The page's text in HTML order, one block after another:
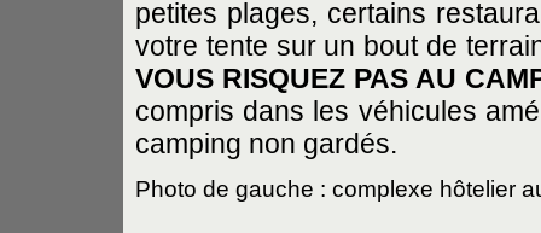
petites plages, certains
votre tente sur un bout de
VOUS RISQUEZ PAS AU
compris dans les véhicules
camping non gardés.
Photo de gauche : complexe hôtelier